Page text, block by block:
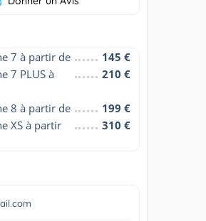
7 à partir de
145 €
7 PLUS à
210 €
8 à partir de
199 €
XS à partir
310 €